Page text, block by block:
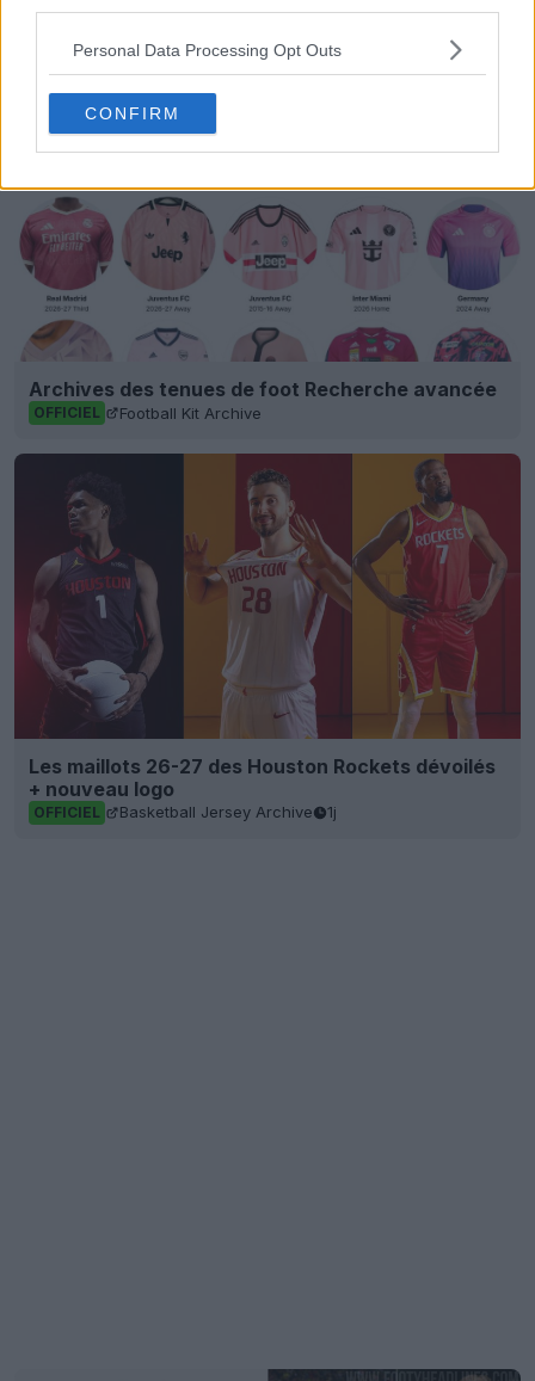
Personal Data Processing Opt Outs
CONFIRM
adidas Club America Maillots
Liga MX
Partager
Archives des tenues de foot Recherche avancée
OFFICIEL Football Kit Archive
Les maillots 26-27 des Houston Rockets dévoilés
+ nouveau logo
OFFICIEL Basketball Jersey Archive 1j